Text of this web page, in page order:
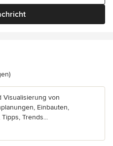
von 5 Sternen
Visualisierung von
Einbauten,
Trends...